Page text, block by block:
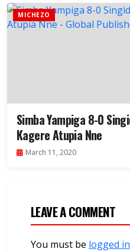
MICHEZO
Simba Yampiga 8-0
Kagere Atupia Nne
March 11, 2020
LEAVE A COMMENT
You must be logged in